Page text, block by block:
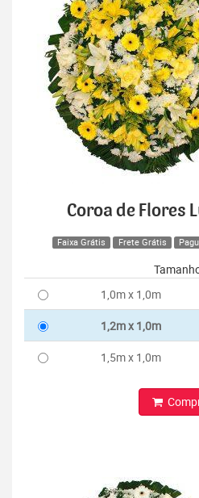
Coroa de Flores
Faixa Grátis Frete Grátis
1,0m x 1,0m
1,2m x 1,0m
1,5m x 1,0m